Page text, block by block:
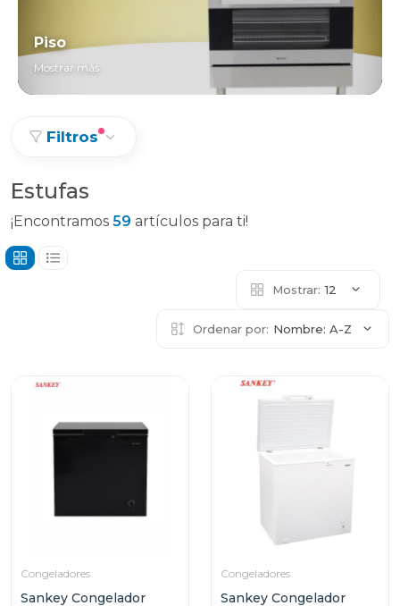
Piso
Mostrar más
Filtros
Estufas
¡Encontramos 59 artículos para ti!
Mostrar: 12
Ordenar por: Nombre: A-Z
Congeladores
Sankey Congelador
Congeladores
Sankey Congelador